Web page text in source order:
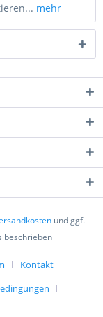
mehr
und ggf.
beschrieben
Kontakt